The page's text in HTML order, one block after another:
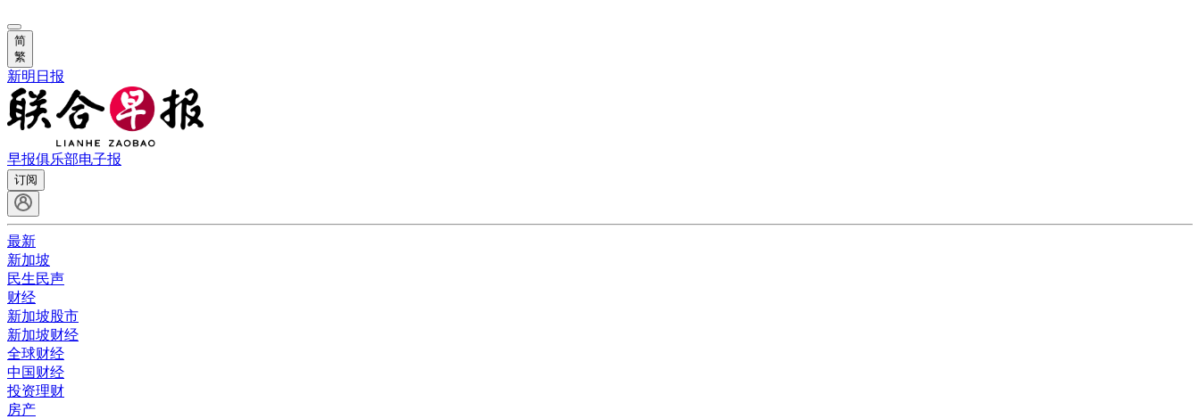
简
繁
新明日报
早报俱乐部电子报
订阅
最新
新加坡
民生民声
财经
新加坡股市
新加坡财经
全球财经
中国财经
投资理财
房产